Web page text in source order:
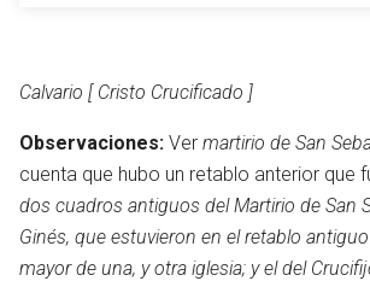
Abrir menú principal
Leer
Calvario [ Cristo Crucificado ]
Observaciones: Ver martirio de San
cuenta que hubo un retablo anterior que
dos cuadros antiguos del Martirio de San
Ginés, que estuvieron en el retablo
mayor de una, y otra iglesia; y el del